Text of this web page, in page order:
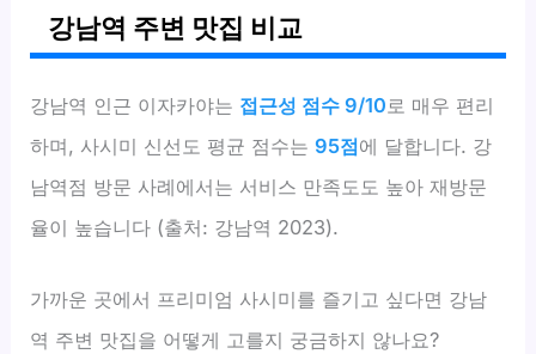
강남역 주변 맛집 비교
강남역 인근 이자카야는 접근성 점수 9/10 로 매우 편리
하며, 사시미 신선도 평균 점수는95점에 달합니다. 강
남역점 방문 사례에서는 서비스 만족도도 높아 재방문
율이 높습니다 (출처: 강남역 2023).
가까운 곳에서 프리미엄 사시미를 즐기고 싶다면 강남
역 주변 맛집을 어떻게 고를지 궁금하지 않나요?